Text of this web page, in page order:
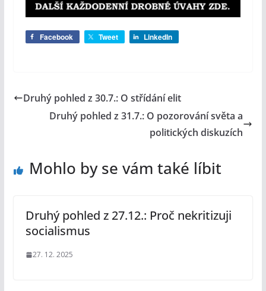
Facebook Tweet LinkedIn
Druhý pohled z 30.7.: O střídání elit
Druhý pohled z 31.7.: O pozorování světa a
politických diskuzích
Mohlo by se vám také líbit
Druhý pohled z 27.12.: Proč nekritizuji
socialismus
27. 12. 2025